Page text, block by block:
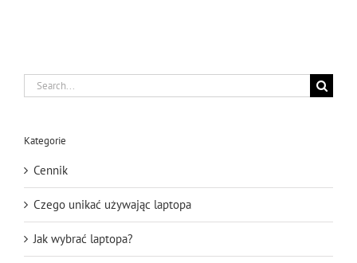
Search
for:
Kategorie
Cennik
Czego unikać używając laptopa
Jak wybrać laptopa?